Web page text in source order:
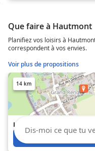
Que faire à Hautmont
Planifiez vos loisirs à
correspondent à vos envies.
Voir plus de propositions
14 km
Le Château de Frankie
Dis-moi ce que tu